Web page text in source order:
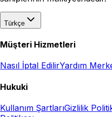
Türkçe
Müşteri Hizmetleri
Nasıl İptal EdilirYardım
Hukuki
Kullanım ŞartlarıGizlilik